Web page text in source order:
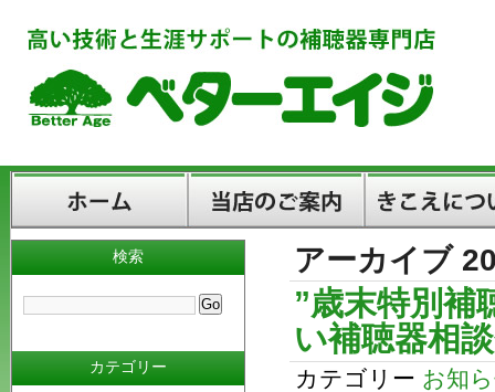
きこえについて
アーカイブ
”歳末特別補
い補聴器相
カテゴリー お知
検索
カテゴリー